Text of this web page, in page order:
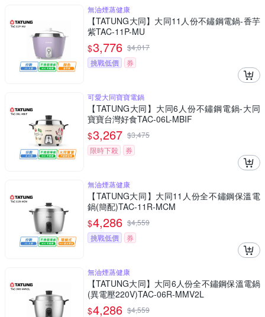
無油煙蒸健康
【TATUNG大同】大同11人份不鏽鋼電鍋-香芋
紫TAC-11P-MU
$3,776 $4,017
挑戰低價
券
可愛大同寶寶電鍋
【TATUNG大同】大同6人份不鏽鋼電鍋-大同
寶寶台灣好食TAC-06L-MBIF
$3,267 $3,475
限時下殺
券
無油煙蒸健康
【TATUNG大同】大同11人份全不鏽鋼保溫電
鍋(簡配)TAC-11R-MCM
$4,286 $4,559
挑戰低價
券
無油煙蒸健康
【TATUNG大同】大同6人份全不鏽鋼保溫電鍋
(異電壓220V)TAC-06R-MMV2L
$4,286 $4,559